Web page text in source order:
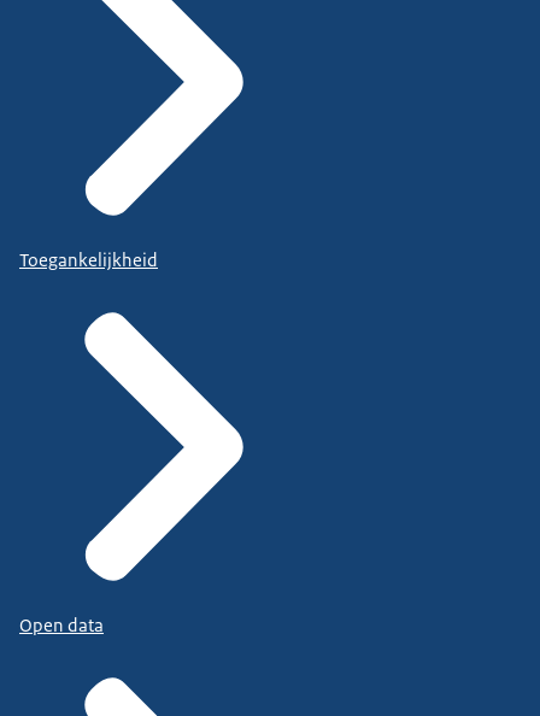
Toegankelijkheid
Open data